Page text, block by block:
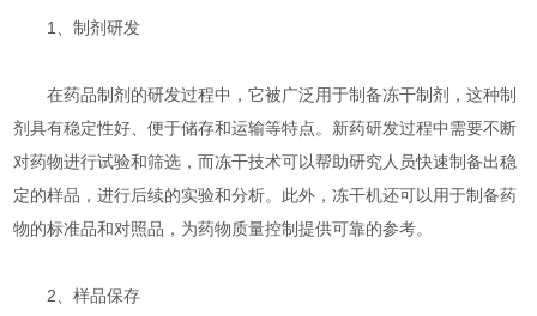
1、制剂研发
在药品制剂的研发过程中，它被广泛用于制备冻干制剂，这种制
剂具有稳定性好、便于储存和运输等特点。新药研发过程中需要不断
对药物进行试验和筛选，而冻干技术可以帮助研究人员快速制备出稳
定的样品，进行后续的实验和分析。此外，冻干机还可以用于制备药
物的标准品和对照品，为药物质量控制提供可靠的参考。
2、样品保存